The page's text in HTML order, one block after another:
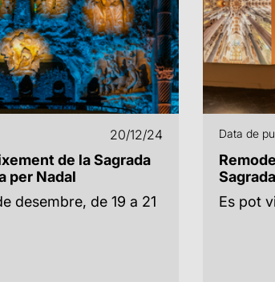
20/12/24
de la Sagrada
per Nadal
desembre, de 19 a 21
Data de
Es pot